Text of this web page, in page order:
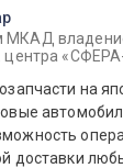
МКАД
центра
на
автомобили.
доставки